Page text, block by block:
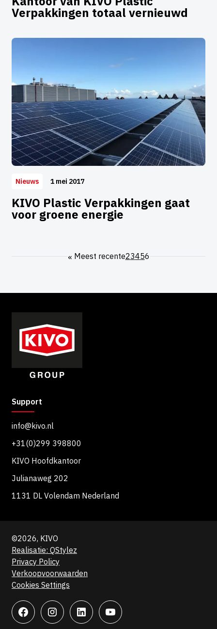
Verpakkingen totaal vernieuwd
Nieuws 1 mei 2017
KIVO Plastic Verpakkingen gaat
voor groene energie
« Meest recente23456
Support
info@kivo.nl
+31(0)299 398800
KIVO Hoofdkantoor
Julianaweg 202
1131 DL Volendam Nederland
©2026, KIVO
Realisatie: QStylez
Privacy Policy
Verkoopvoorwaarden
Cookies Settings